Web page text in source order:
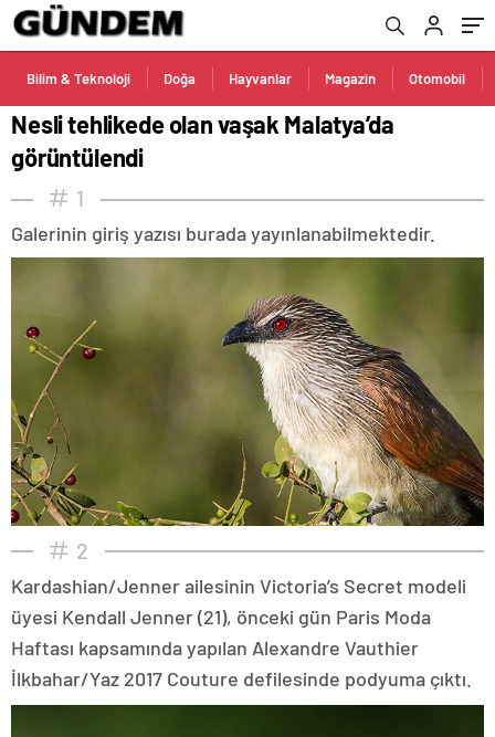
Bilim & Teknoloji Doğa Hayvanlar Magazin Otomobil
Nesli tehlikede olan vaşak Malatya’da
görüntülendi
1
Galerinin giriş yazısı burada yayınlanabilmektedir.
2
Kardashian/Jenner ailesinin Victoria’s Secret modeli
üyesi Kendall Jenner (21), önceki gün Paris Moda
Haftası kapsamında yapılan Alexandre Vauthier
İlkbahar/Yaz 2017 Couture defilesinde podyuma çıktı.